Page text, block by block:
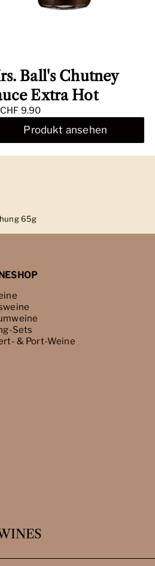
Ball's Chutney
Extra Hot
CHF 9.90
Produkt ansehen
65g
Sets
& Port-Weine